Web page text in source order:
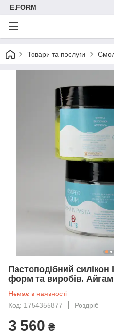
E.FORM
Товари та послуги
Пастоподібний силікон
форм та виробів.
Немає в наявності
Код: 1754355877
Роздріб
3 560 ₴